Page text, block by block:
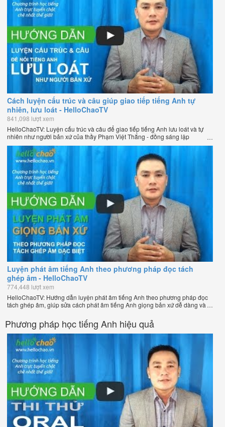
Cách luyện cấu trúc và câu giúp giao tiếp tiếng Anh tự
nhiên, lưu loát - HelloChaoTV
841,098 lượt xem
HelloChaoTV: Luyện cấu trúc và câu để giao tiếp tiếng Anh lưu loát và tự
nhiên như người bản xứ của thầy Phạm Việt Thắng - đồng sáng lập
HelloChao.vn - Trang web học tiếng Anh trực tuyến chặt chẽ nhất thế giới.
Luyện phát âm tiếng Anh theo phương pháp đọc tách
ghép âm - HelloChaoTV
774,448 lượt xem
HelloChaoTV: Hướng dẫn luyện phát âm tiếng Anh theo phương pháp đọc
tách ghép âm, giúp sửa cách phát âm tiếng Anh giọng bản xứ dễ dàng và
Chương trình dạy tiếng Anh trực tuyến chặt chẽ nhất thế giới!
Phương pháp học tiếng Anh hiệu quả